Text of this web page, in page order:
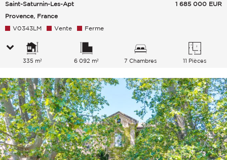
Saint-Saturnin-Les-Apt
Provence, France
1 685 000 EUR
V0343LM Vente Ferme
335 m² 6 092 m² 7 Chambres 11 Pièces